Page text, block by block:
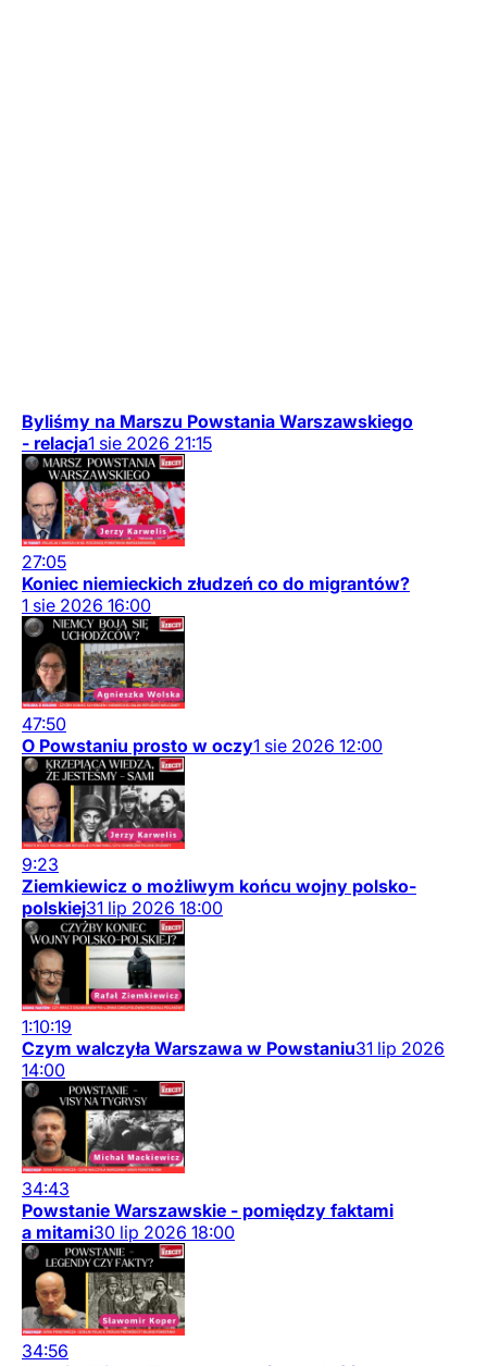
Byliśmy na Marszu Powstania Warszawskiego
- relacja1 sie 2026 21:15
27:05
Koniec niemieckich złudzeń co do migrantów?
1 sie 2026 16:00
47:50
O Powstaniu prosto w oczy1 sie 2026 12:00
9:23
Ziemkiewicz o możliwym końcu wojny polsko-
polskiej31 lip 2026 18:00
1:10:19
Czym walczyła Warszawa w Powstaniu31 lip 2026
14:00
34:43
Powstanie Warszawskie - pomiędzy faktami
a mitami30 lip 2026 18:00
34:56